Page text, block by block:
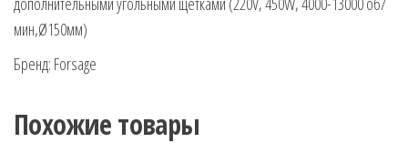
мин,Ø150мм)
Бренд: Forsage
Похожие товары